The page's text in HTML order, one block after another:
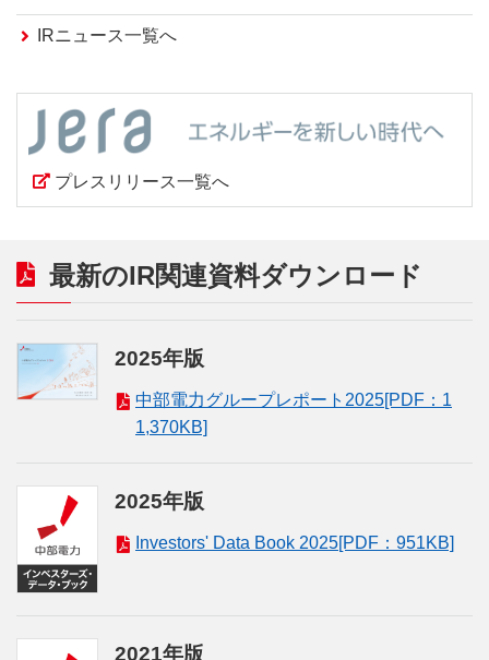
IRニュース一覧へ
プレスリリース一覧へ
最新のIR関連資料ダウンロード
2025年版
中部電力グループレポート2025[PDF：1
1,370KB]
2025年版
Investors' Data Book 2025[PDF：951KB]
2021年版